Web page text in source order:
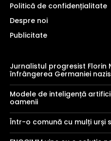
Politică de confidențialitate
Despre noi
Publicitate
Jurnalistul progresist Florin
înfrângerea Germaniei
Modele de inteligență
oamenii
Într-o comună cu mulți urși